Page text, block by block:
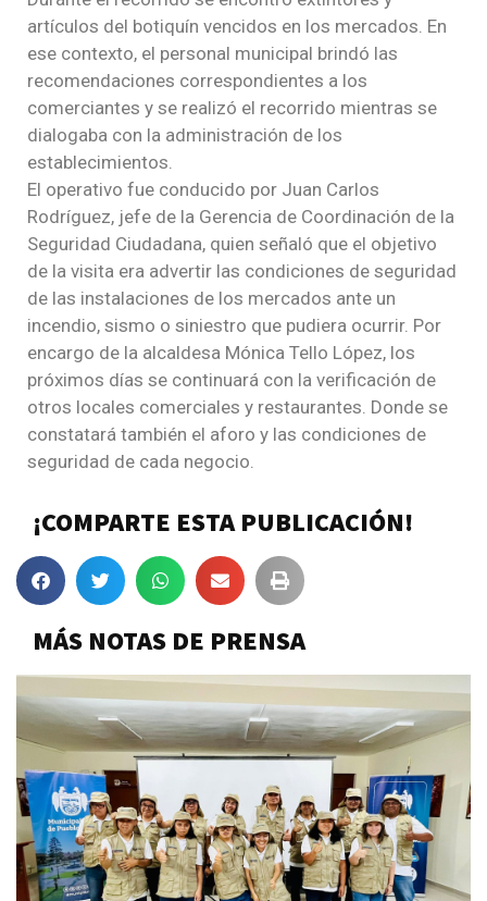
artículos del botiquín vencidos en los mercados. En
ese contexto, el personal municipal brindó las
recomendaciones correspondientes a los
comerciantes y se realizó el recorrido mientras se
dialogaba con la administración de los
establecimientos.
El operativo fue conducido por Juan Carlos
Rodríguez, jefe de la Gerencia de Coordinación de la
Seguridad Ciudadana, quien señaló que el objetivo
de la visita era advertir las condiciones de seguridad
de las instalaciones de los mercados ante un
incendio, sismo o siniestro que pudiera ocurrir. Por
encargo de la alcaldesa Mónica Tello López, los
próximos días se continuará con la verificación de
otros locales comerciales y restaurantes. Donde se
constatará también el aforo y las condiciones de
seguridad de cada negocio.
¡COMPARTE ESTA PUBLICACIÓN!
MÁS NOTAS DE PRENSA